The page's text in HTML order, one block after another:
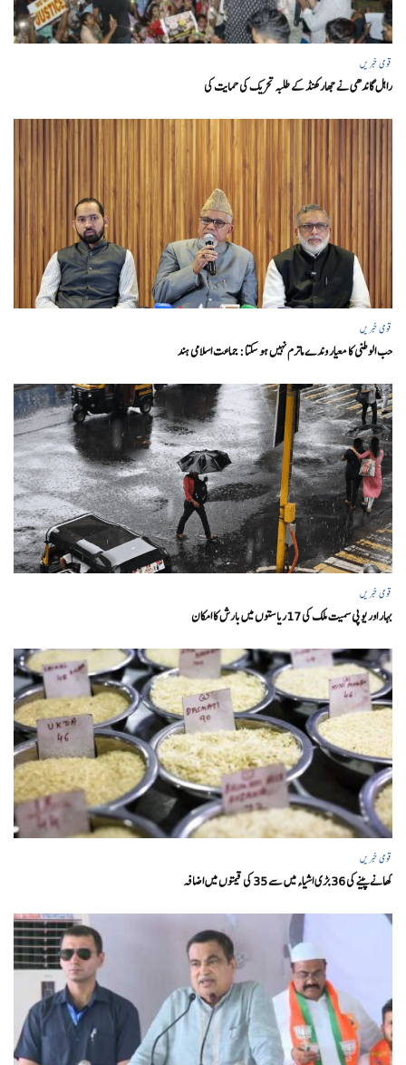
قومی خبریں
راہل گاندھی نے جھارکھنڈ کے طلبہ تحریک کی حمایت کی
قومی خبریں
حب الوطنی کا معیار وندے ماترم نہیں ہو سکتا : جماعت اسلامی ہند
قومی خبریں
بہار اور یو پی سمیت ملک کی 17ریاستوں میں بارش کا امکان
قومی خبریں
کھانے پینے کی 36 بڑی اشیاء میں سے 35 کی قیمتوں میں اضافہ